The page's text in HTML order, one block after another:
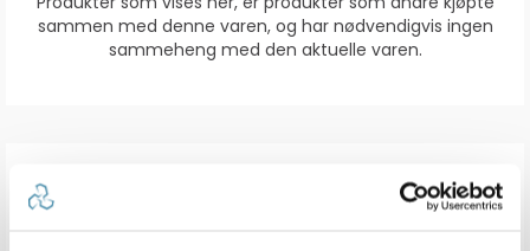
sammen med denne varen, og har nødvendigvis ingen
sammeheng med den aktuelle varen.